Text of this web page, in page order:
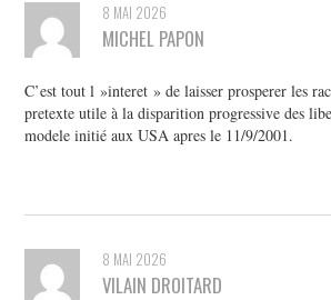
8 MAI 2026
MICHEL PAPON
C’est tout l »interet » de laisser prosperer les
pretexte utile à la disparition progressive des
modele initié aux USA apres le 11/9/2001.
8 MAI 2026
VILAIN DROITARD